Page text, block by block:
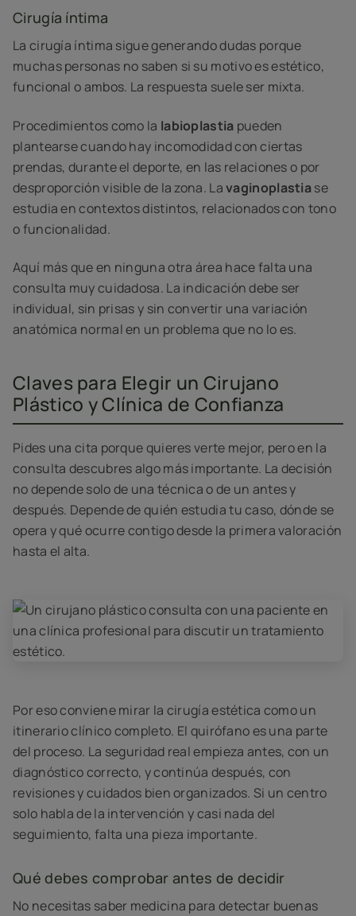
Cirugía íntima
La cirugía íntima sigue generando dudas porque
muchas personas no saben si su motivo es estético,
funcional o ambos. La respuesta suele ser mixta.
Procedimientos como la labioplastia pueden
plantearse cuando hay incomodidad con ciertas
prendas, durante el deporte, en las relaciones o por
desproporción visible de la zona. Lavaginoplastiase
estudia en contextos distintos, relacionados con tono
o funcionalidad.
Aquí más que en ninguna otra área hace falta una
consulta muy cuidadosa. La indicación debe ser
individual, sin prisas y sin convertir una variación
anatómica normal en un problema que no lo es.
Claves para Elegir un Cirujano
Plástico y Clínica de Confianza
Pides una cita porque quieres verte mejor, pero en la
consulta descubres algo más importante. La decisión
no depende solo de una técnica o de un antes y
después. Depende de quién estudia tu caso, dónde se
opera y qué ocurre contigo desde la primera valoración
hasta el alta.
Por eso conviene mirar la cirugía estética como un
itinerario clínico completo. El quirófano es una parte
del proceso. La seguridad real empieza antes, con un
diagnóstico correcto, y continúa después, con
revisiones y cuidados bien organizados. Si un centro
solo habla de la intervención y casi nada del
seguimiento, falta una pieza importante.
Qué debes comprobar antes de decidir
No necesitas saber medicina para detectar buenas